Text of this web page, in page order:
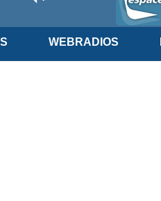
WEBRADIOS